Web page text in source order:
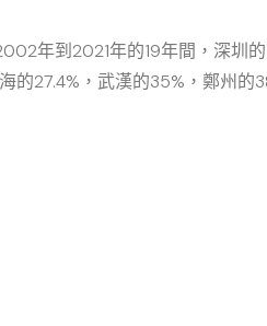
年到2021年的19年間，深圳
27.4%，武漢的35%，鄭州